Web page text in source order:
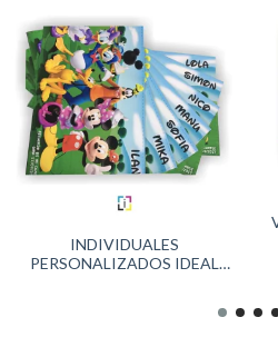
INDIVIDUALES
PERSONALIZADOS IDEAL